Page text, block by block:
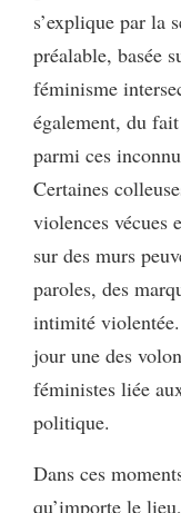
s’explique par la
préalable, basée
féminisme
également, du
parmi ces
Certaines
violences vécues
sur des murs
paroles, des
intimité
jour une des
féministes liée
politique.
Dans ces
qu’importe le